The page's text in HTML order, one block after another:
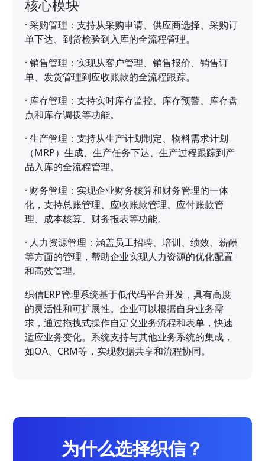
核心模块
·采购管理：支持从采购申请、供应商选择、采购订
单下达、到货检验到入库的全流程管理。
·销售管理：实现从客户管理、销售报价、销售订
单、发货管理到应收账款的全流程跟踪。
· 库存管理：支持实时库存监控、库存预警、库存盘
点和库存调拨等功能。
·生产管理：支持从生产计划制定、物料需求计划
（MRP）生成、生产任务下达、生产过程跟踪到产
品入库的全流程管理。
· 财务管理：实现企业财务核算和财务管理的一体
化，支持总账管理、应收账款管理、应付账款管
理、成本核算、财务报表等功能。
· 人力资源管理：涵盖员工招聘、培训、绩效、薪酬
等方面的管理，帮助企业实现人力资源的优化配置
和高效管理。
织信ERP管理系统基于低代码平台开发，具有高度
的灵活性和可扩展性。企业可以根据自身业务需
求，通过拖拽式操作自定义业务流程和表单，快速
适应业务变化。系统支持与其他业务系统的集成，
如OA、CRM等，实现数据共享和流程协同。
为什么选择织信？